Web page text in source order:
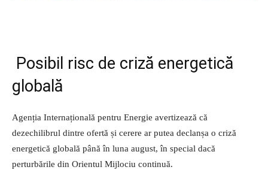
Posibil risc de criză energetică
globală
Agenția Internațională pentru Energie avertizează că
dezechilibrul dintre ofertă și cerere ar putea declanșa o criză
energetică globală până în luna august, în special dacă
perturbările din Orientul Mijlociu continuă.